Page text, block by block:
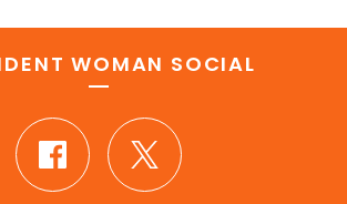
WOMAN SOCIAL